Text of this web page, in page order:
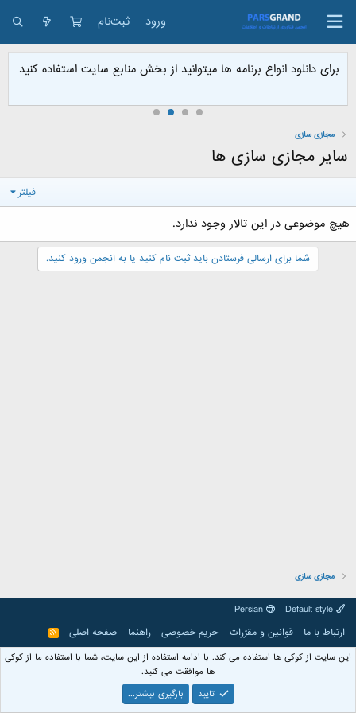
ورود ثبت‌نام
برای دانلود انواع برنامه ها میتوانید از بخش منابع سایت استفاده کنید
مجازی سازی
سایر مجازی سازی ها
فیلتر
هیچ موضوعی در این تالار وجود ندارد.
شما برای ارسالی فرستادن باید ثبت نام کنید یا به انجمن ورود کنید.
مجازی سازی
Persian
ارتباط با ما
قوانین و مقرّرات حریم خصوصی راهنما صفحه اصلی
R
S
S
این سایت از کوکی ها استفاده می کند. با ادامه استفاده از این سایت، شما با استفاده ما از کوکی
ها موافقت می کنید.
تایید
بارگیری بیشتر...